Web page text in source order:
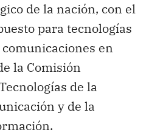
de la nación, con el
para tecnologías
en
la Comisión
de la
y de la